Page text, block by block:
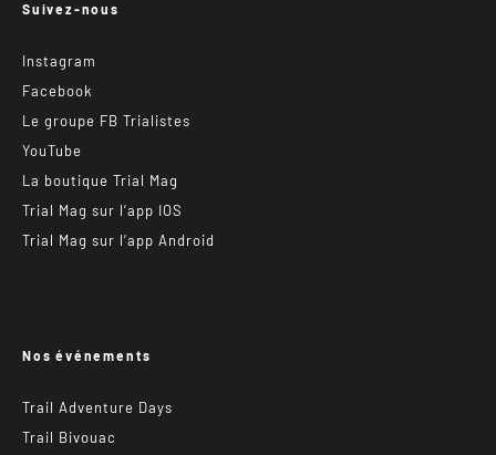
Suivez-nous
Instagram
Facebook
Le groupe FB Trialistes
YouTube
La boutique Trial Mag
Trial Mag sur l’app IOS
Trial Mag sur l’app Android
Nos événements
Trail Adventure Days
Trail Bivouac